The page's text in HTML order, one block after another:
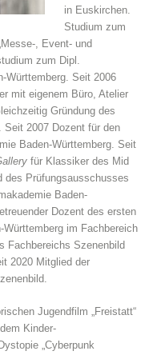
in Euskirchen.
Studium zum
, Event- und
zum Dipl.
Württemberg. Seit 2006
mit eigenem Büro, Atelier
Gründung des
. Seit 2007 Dozent für den
Baden-Württemberg. Seit
für Klassiker des Mid
des Prüfungsausschusses
Baden-
Dozent des ersten
im Fachbereich
Fachbereichs Szenenbild
2020 Mitglied der
Jugendfilm „Freistatt“
Kinder-
„Cyberpunk